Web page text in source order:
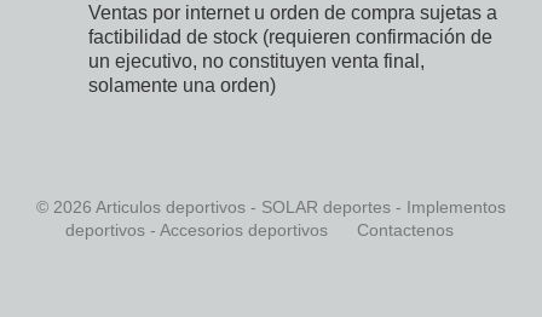
Ventas por internet u orden de compra sujetas a
factibilidad de stock (requieren confirmación de
un ejecutivo, no constituyen venta final,
solamente una orden)
© 2026 Articulos deportivos - SOLAR deportes - Implementos
deportivos - Accesorios deportivos
Contactenos